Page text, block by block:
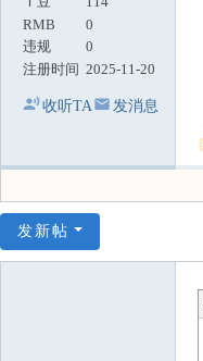
RMB
0
违规
0
注册时间 2025-11-20
收听TA 发消息
发新帖